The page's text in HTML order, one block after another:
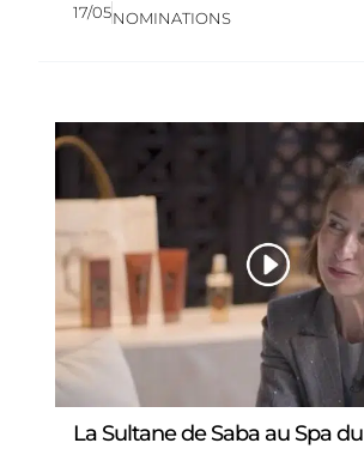
17/05NOMINATIONS
La Sultane de Saba au Spa du